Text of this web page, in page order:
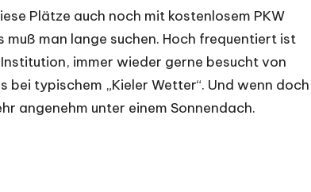
Plätze auch noch mit kostenlosem PKW
man lange suchen. Hoch frequentiert ist
immer wieder gerne besucht von
bei typischem „Kieler Wetter“. Und wenn doch
angenehm unter einem Sonnendach.